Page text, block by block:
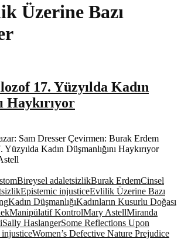
Üzerine Bazı
17. Yüzyılda Kadın
Haykırıyor
Sam Dresser Çevirmen: Burak Erdem
Kadın Düşmanlığını Haykırıyor
Bireysel adaletsizlikBurak ErdemCinsel
Epistemic injusticeEvlilik Üzerine Bazı
Kadın DüşmanlığıKadınların Kusurlu Doğası
Manipülatif KontrolMary AstellMiranda
Sally HaslangerSome Reflections Upon
Women’s Defective Nature Prejudice